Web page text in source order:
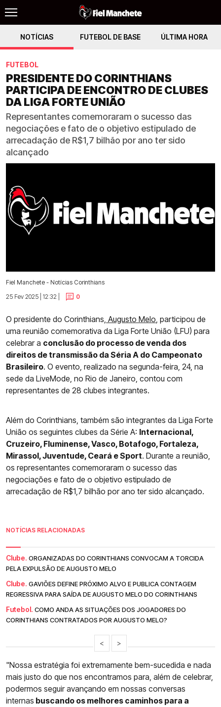
NOTÍCIAS FUTEBOL DE BASE ÚLTIMA HORA
FUTEBOL
PRESIDENTE DO CORINTHIANS
PARTICIPA DE ENCONTRO DE CLUBES
DA LIGA FORTE UNIÃO
Representantes comemoraram o sucesso das
negociações e fato de o objetivo estipulado de
arrecadação de R$1,7 bilhão por ano ter sido
alcançado
Fiel Manchete - Notícias Corinthians
25 Fev 2025 | 12:32 |
0
O presidente do Corinthians, Augusto Melo, participou de
uma reunião comemorativa da Liga Forte União (LFU) para
celebrar a conclusão do processo de venda dos
direitos de transmissão da Séria A do Campeonato
Brasileiro. O evento, realizado na segunda-feira, 24, na
sede da LiveMode, no Rio de Janeiro, contou com
representantes de 28 clubes integrantes.
Além do Corinthians, também são integrantes da Liga Forte
União os seguintes clubes da Série A: Internacional,
Cruzeiro, Fluminense, Vasco, Botafogo, Fortaleza,
Mirassol, Juventude, Ceará e Sport. Durante a reunião,
os representantes comemoraram o sucesso das
negociações e fato de o objetivo estipulado de
arrecadação de R$1,7 bilhão por ano ter sido alcançado.
NOTÍCIAS RELACIONADAS
Clube. ORGANIZADAS DO CORINTHIANS CONVOCAM A TORCIDA
PELA EXPULSÃO DE AUGUSTO MELO
Clube. GAVIÕES DEFINE PRÓXIMO ALVO E PUBLICA CONTAGEM
REGRESSIVA PARA SAÍDA DE AUGUSTO MELO DO CORINTHIANS
Futebol. COMO ANDA AS SITUAÇÕES DOS JOGADORES DO
CORINTHIANS CONTRATADOS POR AUGUSTO MELO?
< >
"Nossa estratégia foi extremamente bem-sucedida e nada
mais justo do que nos encontramos para, além de celebrar,
podermos seguir avançando em nossas conversas
internas buscando os melhores caminhos para a